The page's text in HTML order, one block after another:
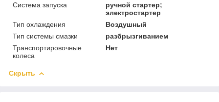
Система запуска
ручной стартер;
электростартер
Тип охлаждения
Воздушный
Тип системы смазки
разбрызгиванием
Транспортировочные
колеса
Нет
Скрыть